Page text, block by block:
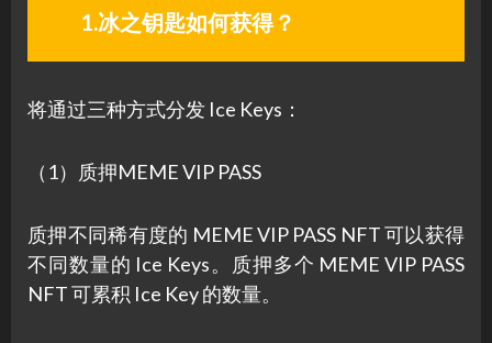
1.冰之钥匙如何获得？
将通过三种方式分发 Ice Keys：
（1）质押MEME VIP PASS
质押不同稀有度的 MEME VIP PASS NFT 可以获得
不同数量的 Ice Keys。质押多个 MEME VIP PASS
NFT 可累积 Ice Key 的数量。